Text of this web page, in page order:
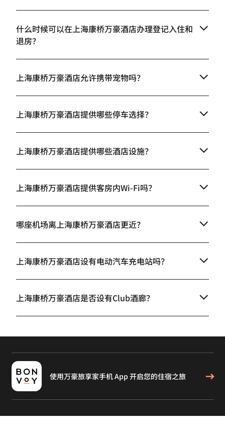
什么时候可以在上海康桥万豪酒店办理登记入住和
退房？
上海康桥万豪酒店允许携带宠物吗？
上海康桥万豪酒店提供哪些停车选择？
上海康桥万豪酒店提供哪些酒店设施？
上海康桥万豪酒店提供客房内Wi-Fi吗？
哪座机场离上海康桥万豪酒店更近？
上海康桥万豪酒店设有电动汽车充电站吗？
上海康桥万豪酒店是否设有Club酒廊？
使用万豪旅享家手机 App 开启您的住宿之旅